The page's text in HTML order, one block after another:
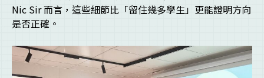
Nic Sir 而言，這些細節比「留住幾多學生」更能證明方向
是否正確。